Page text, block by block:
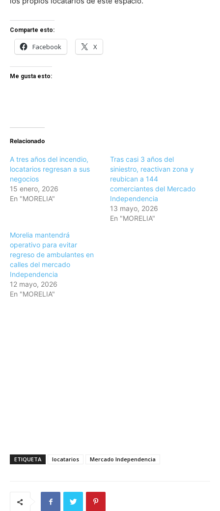
Comparte esto:
Facebook X
Me gusta esto:
Relacionado
A tres años del incendio,
locatarios regresan a sus
negocios
15 enero, 2026
En "MORELIA"
Tras casi 3 años del
siniestro, reactivan zona y
reubican a 144
comerciantes del Mercado
Independencia
13 mayo, 2026
En "MORELIA"
Morelia mantendrá
operativo para evitar
regreso de ambulantes en
calles del mercado
Independencia
12 mayo, 2026
En "MORELIA"
ETIQUETA locatarios Mercado Independencia